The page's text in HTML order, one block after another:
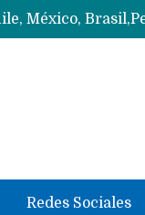
Redes Sociales